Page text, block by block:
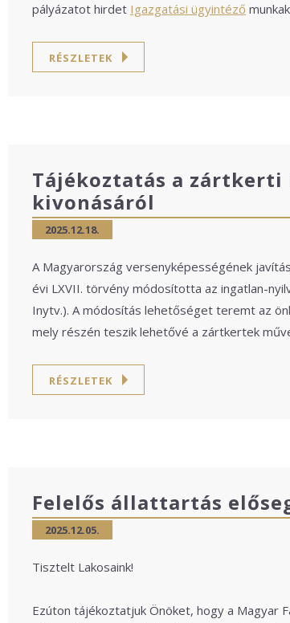
pályázatot hirdet Igazgatási ügyintéző
RÉSZLETEK
Tájékoztatás a
kivonásáról
2025.12.18.
A Magyarország versenyképességének
évi LXVII. törvény módosította az ingatlan-
Inytv.). A módosítás lehetőséget teremt az
mely részén teszik lehetővé a zártkertek
RÉSZLETEK
Felelős állattartás
2025.12.05.
Tisztelt Lakosaink!
Ezúton tájékoztatjuk Önöket, hogy a Magyar